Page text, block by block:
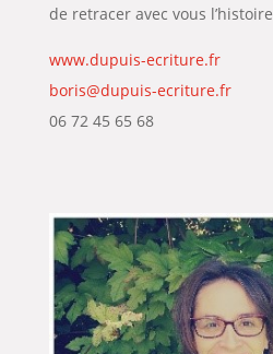
de retracer avec vous
www.dupuis-ecriture.fr
boris@dupuis-ecriture.fr
06 72 45 65 68